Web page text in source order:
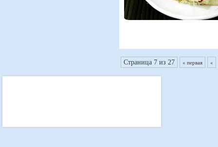
Страница 7 из 27 « первая «